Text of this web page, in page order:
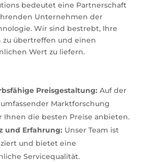
bedeutet eine Partnerschaft
Unternehmen der
Wir sind bestrebt, Ihre
zu übertreffen und einen
Wert zu liefern.
Preisgestaltung: Auf der
Marktforschung
Ihnen die besten Preise anbieten.
und Erfahrung: Unser Team ist
und bietet eine
Servicequalität.